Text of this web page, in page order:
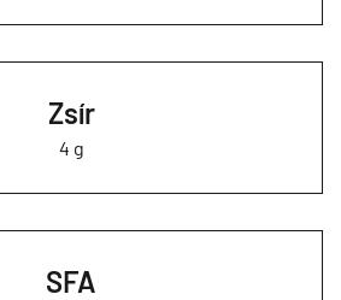
Zsír
4 g
SFA